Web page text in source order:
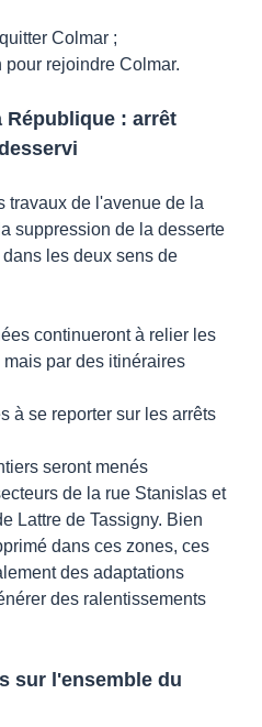
Colmar ;
pour rejoindre Colmar.
République : arrêt
travaux de l'avenue de la
suppression de la desserte
les deux sens de
continueront à relier les
par des itinéraires
à se reporter sur les arrêts
seront menés
de la rue Stanislas et
Lattre de Tassigny. Bien
dans ces zones, ces
des adaptations
rer des ralentissements
sur l'ensemble du